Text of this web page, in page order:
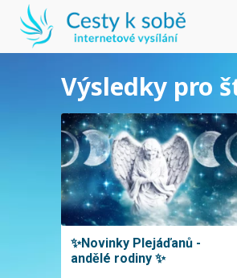
Výsledky pro
✨Novinky Plejáďanů -
andělé rodiny ✨